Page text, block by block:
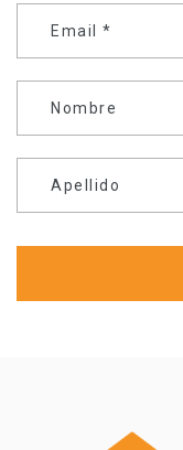
Email *
Nombre
Apellido